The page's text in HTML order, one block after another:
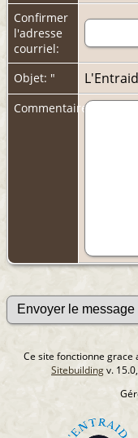
Confirmer
l'adresse
courriel:
Objet: "
Commentaires:
Ce site fonctionne grace
Sitebuildingv.